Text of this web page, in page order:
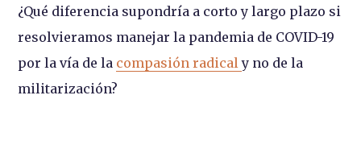
¿Qué diferencia supondría a corto y largo plazo si
resolvieramos manejar la pandemia de COVID-19
por la vía de la compasión radicaly no de la
militarización?